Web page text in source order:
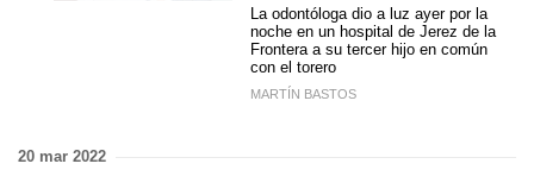
La odontóloga dio a luz ayer por la
noche en un hospital de Jerez de la
Frontera a su tercer hijo en común
con el torero
MARTÍN BASTOS
20 mar 2022